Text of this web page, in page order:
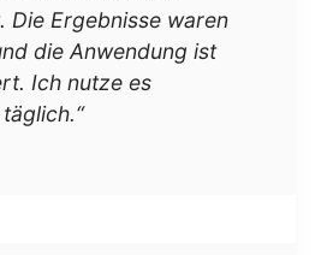
Die Ergebnisse waren
die Anwendung ist
Ich nutze es